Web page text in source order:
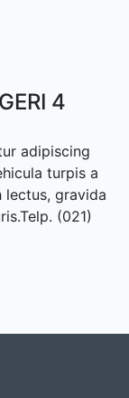
4
adipiscing
turpis a
lectus, gravida
(021)